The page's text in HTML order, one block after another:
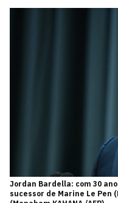
Jordan Bardella: com 30
sucessor de Marine Le Pen